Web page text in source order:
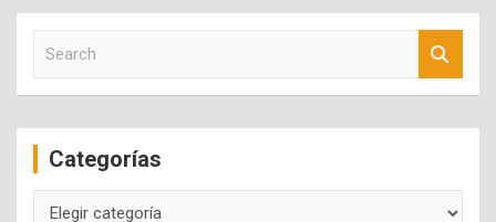
c
Categorías